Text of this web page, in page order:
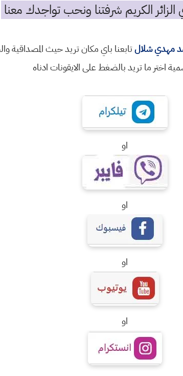
الكريم شرفتنا ونحب تواجدك معنا
مهدي شلالتابعنا باي مكان تريد حيث المصداقية
اختر ما تريد بالضغط على الايقونات ادناه
او
او
او
او